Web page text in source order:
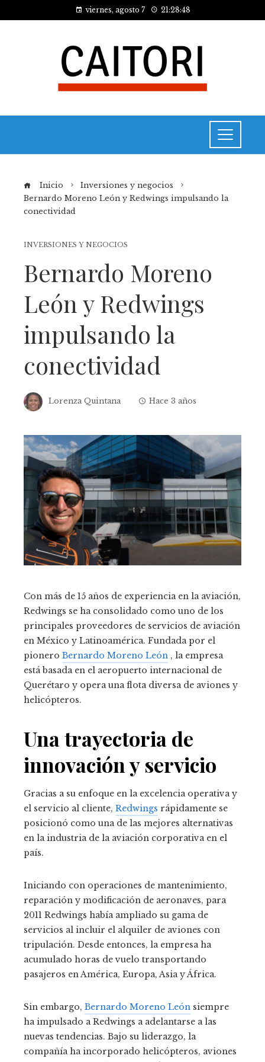
viernes, agosto 7 21:28:48
Inicio
Inversiones y negocios
Bernardo Moreno León y Redwings impulsando la
conectividad
INVERSIONES Y NEGOCIOS
Bernardo Moreno
León y Redwings
impulsando la
conectividad
Lorenza Quintana Hace 3 años
Con más de 15 años de experiencia en la aviación,
Redwings se ha consolidado como uno de los
principales proveedores de servicios de aviación
en México y Latinoamérica. Fundada por el
pionero Bernardo Moreno León , la empresa
está basada en el aeropuerto internacional de
Querétaro y opera una flota diversa de aviones y
helicópteros.
Una trayectoria de
innovación y servicio
Gracias a su enfoque en la excelencia operativa y
el servicio al cliente, Redwings rápidamente se
posicionó como una de las mejores alternativas
en la industria de la aviación corporativa en el
país.
Iniciando con operaciones de mantenimiento,
reparación y modificación de aeronaves, para
2011 Redwings había ampliado su gama de
servicios al incluir el alquiler de aviones con
tripulación. Desde entonces, la empresa ha
acumulado horas de vuelo transportando
pasajeros en América, Europa, Asia y África.
Sin embargo, Bernardo Moreno León siempre
ha impulsado a Redwings a adelantarse a las
nuevas tendencias. Bajo su liderazgo, la
compañía ha incorporado helicópteros, aviones